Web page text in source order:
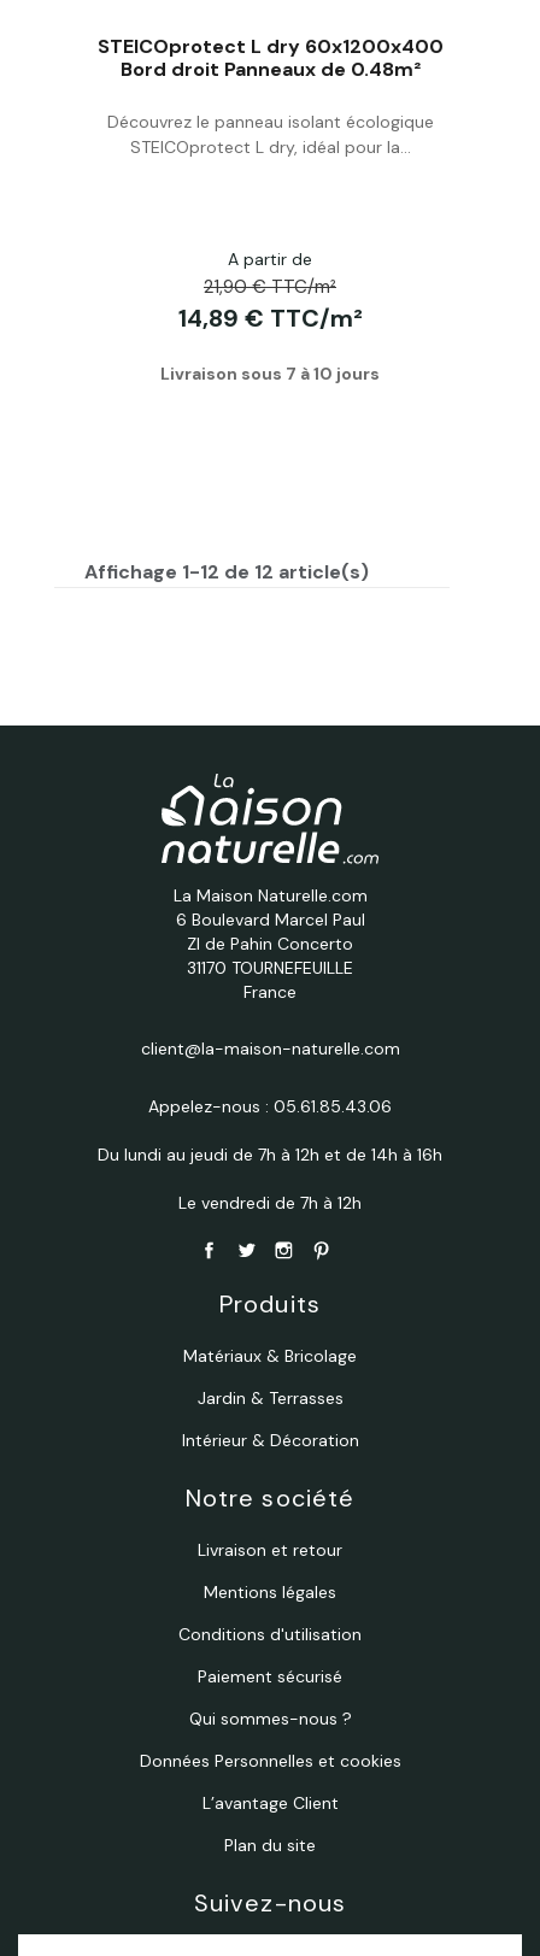
Acheter
STEICOprotect L dry 60x1200x400
Bord droit Panneaux de 0.48m²
Découvrez le panneau isolant écologique
STEICOprotect L dry, idéal pour la...
A partir de
21,90 € TTC/m²
14,89 € TTC/m²
Livraison sous 7 à 10 jours
Affichage 1-12 de 12 article(s)
La Maison Naturelle.com
6 Boulevard Marcel Paul
ZI de Pahin Concerto
31170 TOURNEFEUILLE
France
client@la-maison-naturelle.com
Appelez-nous : 05.61.85.43.06
Du lundi au jeudi de 7h à 12h et de 14h à 16h
Le vendredi de 7h à 12h
Produits
Matériaux & Bricolage
Jardin & Terrasses
Intérieur & Décoration
Notre société
Livraison et retour
Mentions légales
Conditions d'utilisation
Paiement sécurisé
Qui sommes-nous ?
Données Personnelles et cookies
L’avantage Client
Plan du site
Suivez-nous